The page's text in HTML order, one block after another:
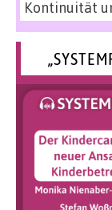
Kontinuität